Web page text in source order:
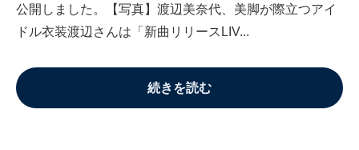
公開しました。【写真】渡辺美奈代、美脚が際立つアイ
ドル衣装渡辺さんは「新曲リリースLIV...
続きを読む